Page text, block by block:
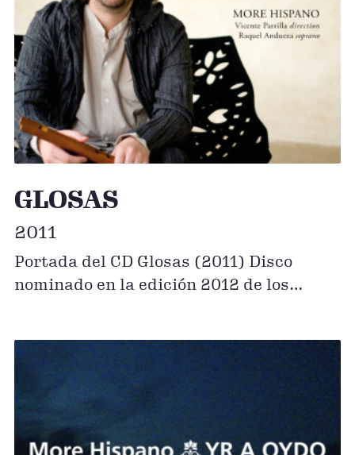
GLOSAS
2011
Portada del CD Glosas (2011) Disco
nominado en la edición 2012 de los
Comprar descarga digital en iTunes o en
Amazon Streaming del álbum: Apple
Music & Spotify Ya disponible Interior
del CD Glosas de More Hispano – …